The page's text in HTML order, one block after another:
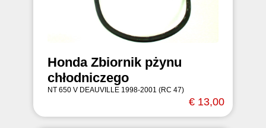
Honda Zbiornik pżynu
chłodniczego
NT 650 V DEAUVILLE 1998-2001 (RC 47)
€ 13,00